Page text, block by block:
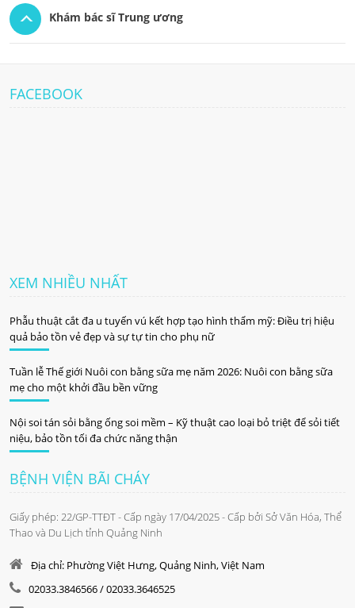
Khám bác sĩ Trung ương
FACEBOOK
XEM NHIỀU NHẤT
Phẫu thuật cắt đa u tuyến vú kết hợp tạo hình thẩm mỹ: Điều trị hiệu
quả bảo tồn vẻ đẹp và sự tự tin cho phụ nữ
Tuần lễ Thế giới Nuôi con bằng sữa mẹ năm 2026: Nuôi con bằng sữa
mẹ cho một khởi đầu bền vững
Nội soi tán sỏi bằng ống soi mềm – Kỹ thuật cao loại bỏ triệt để sỏi tiết
niệu, bảo tồn tối đa chức năng thận
BỆNH VIỆN BÃI CHÁY
Giấy phép: 22/GP-TTĐT - Cấp ngày 17/04/2025 - Cấp bởi Sở Văn Hóa, Thể
Thao và Du Lịch tỉnh Quảng Ninh
Địa chỉ: Phường Việt Hưng, Quảng Ninh, Việt Nam
02033.3846566 / 02033.3646525